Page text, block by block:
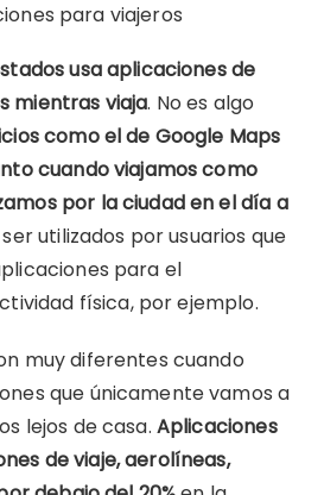
para viajeros
usa aplicaciones de
mientras viaja. No es algo
como el de Google Maps
cuando viajamos como
por la ciudad en el día a
utilizados por usuarios que
para el
física, por ejemplo.
muy diferentes cuando
que únicamente vamos a
lejos de casa. Aplicaciones
de viaje, aerolíneas,